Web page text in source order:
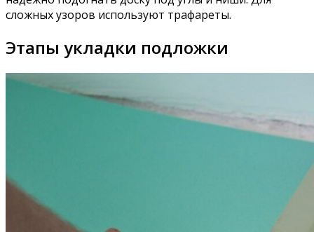
сложных узоров используют трафареты.
Этапы укладки подложки